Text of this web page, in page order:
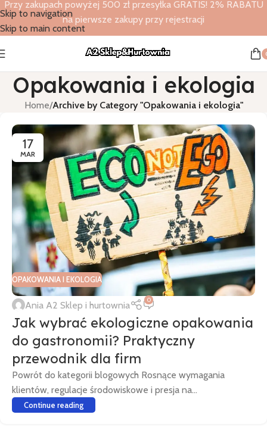
Skip to navigation
Skip to main content
Przy zakupach powyżej 500 zł przesyłka GRATIS! 2% RABATU
na pierwsze zakupy przy rejestracji
Opakowania i ekologia
Home/Archive by Category "Opakowania i ekologia"
17
MAR
OPAKOWANIA I EKOLOGIA
Ania A2 Sklep i hurtownia 0
Jak wybrać ekologiczne opakowania
do gastronomii? Praktyczny
przewodnik dla firm
Powrót do kategorii blogowych Rosnące wymagania
klientów, regulacje środowiskowe i presja na...
Continue reading